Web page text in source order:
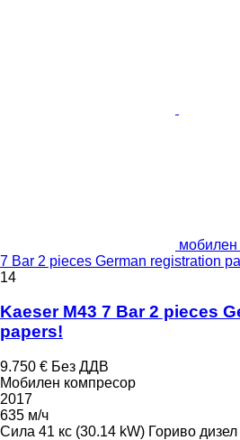
мобилен
7 Bar 2 pieces German registration
14
Kaeser M43 7 Bar 2 pieces
papers!
9.750 € Без ДДВ
Мобилен компресор
2017
635 м/ч
Сила 41 кс (30.14 kW) Гориво дизел